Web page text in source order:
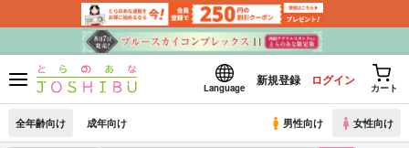
Language
新規登録 ログイン
カート
全年齢向け 成年向け 男性向け 女性向け